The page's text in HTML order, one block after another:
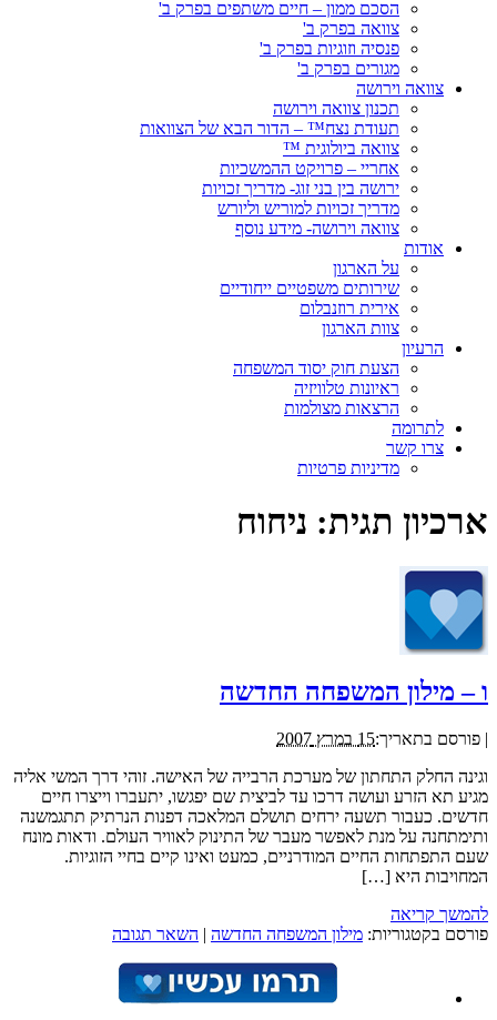
הסכם ממון – חיים משתפים בפרק ב'
צוואה בפרק ב'
פנסיה וזוגיות בפרק ב'
מגורים בפרק ב'
צוואה וירושה
תכנון צוואה וירושה
תעודת נצח™ – הדור הבא של הצוואות
צוואה ביולוגית ™
אחריי – פרויקט ההמשכיות
ירושה בין בני זוג- מדריך זכויות
מדריך זכויות למוריש וליורש
צוואה וירושה- מידע נוסף
אודות
על הארגון
שירותים משפטיים ייחודיים
אירית רוזנבלום
צוות הארגון
הרעיון
הצעת חוק יסוד המשפחה
ראיונות טלוויזיה
הרצאות מצולמות
לתרומה
צרו קשר
מדיניות פרטיות
ארכיון תגית: ניחוח
ו – מילון המשפחה החדשה
| פורסם בתאריך:15 במרץ 2007
וגינה החלק התחתון של מערכת הרבייה של האישה. זוהי דרך המשי אליה
מגיע תא הזרע ועושה דרכו עד לביצית שם יפגשו, יתעברו וייצרו חיים
חדשים. כעבור תשעה ירחים תושלם המלאכה דפנות הנרתיק תתגמשנה
ותימתחנה על מנת לאפשר מעבר של התינוק לאוויר העולם. ודאות מונח
שעם התפתחות החיים המודרניים, כמעט ואינו קיים בחיי הזוגיות.
המחויבות היא […]
להמשך קריאה
פורסם בקטגוריות: מילון המשפחה החדשה | השאר תגובה